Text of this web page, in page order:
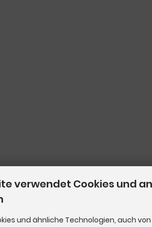
verwendet Cookies und
und ähnliche Technologien, auch